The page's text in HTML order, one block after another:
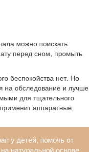
можно поискать
перед сном, промыть
беспокойства нет. Но
на обследование и лучше
для тщательного
аппаратные
у детей, помочь от
натуральной основе.